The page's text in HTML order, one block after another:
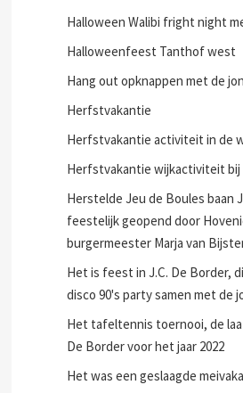
Halloween Walibi fright night
Halloweenfeest Tanthof west
Hang out opknappen met de
Herfstvakantie
Herfstvakantie activiteit in de
Herfstvakantie wijkactiviteit bij
Herstelde Jeu de Boules baan
feestelijk geopend door
burgermeester Marja van
Het is feest in J.C. De Border,
disco 90's party samen met de
Het tafeltennis toernooi, de
De Border voor het jaar 2022
Het was een geslaagde